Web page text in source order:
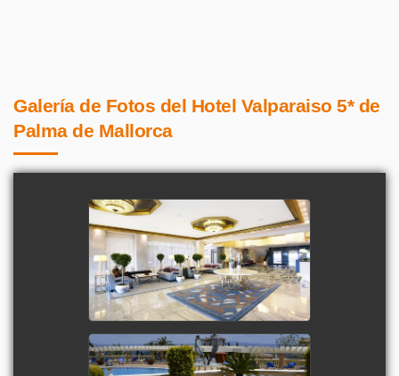
Galería de Fotos del Hotel Valparaiso 5* de
Palma de Mallorca